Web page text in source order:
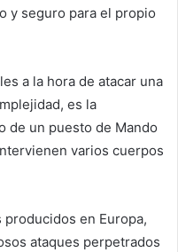
y seguro para el propio
a la hora de atacar una
es la
de un puesto de Mando
varios cuerpos
en Europa,
ataques perpetrados